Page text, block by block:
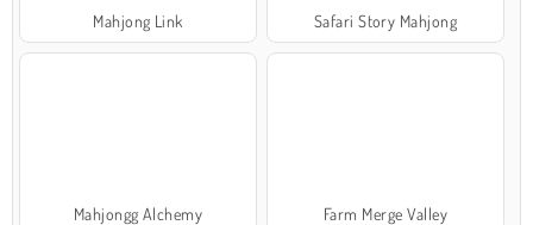
Mahjong Link Safari Story Mahjong
Mahjongg Alchemy Farm Merge Valley